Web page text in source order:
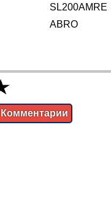
SL200AMRE
ABRO
Комментарии